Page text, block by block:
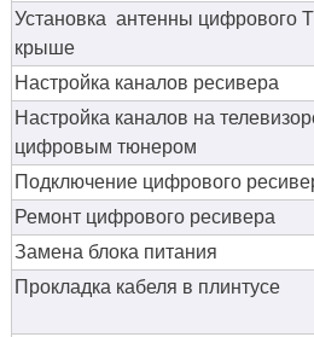
Установка антенны цифрового
крыше
Настройка каналов ресивера
Настройка каналов на
цифровым тюнером
Подключение цифрового
Ремонт цифрового ресивера
Замена блока питания
Прокладка кабеля в плинтусе